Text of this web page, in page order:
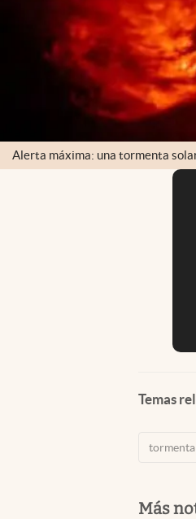
Alerta máxima: una tormenta
Temas
Más